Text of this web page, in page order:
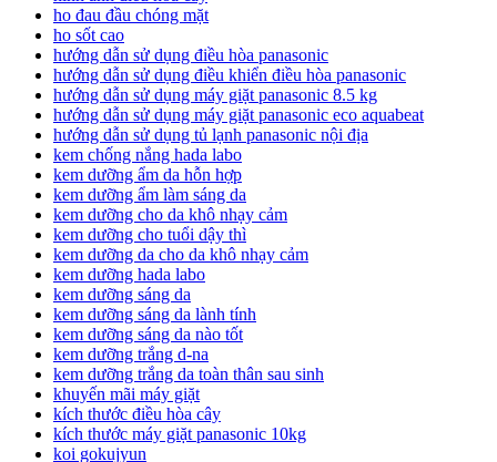
ho đau đầu chóng mặt
ho sốt cao
hướng dẫn sử dụng điều hòa panasonic
hướng dẫn sử dụng điều khiển điều hòa panasonic
hướng dẫn sử dụng máy giặt panasonic 8.5 kg
hướng dẫn sử dụng máy giặt panasonic eco aquabeat
hướng dẫn sử dụng tủ lạnh panasonic nội địa
kem chống nắng hada labo
kem dưỡng ẩm da hỗn hợp
kem dưỡng ẩm làm sáng da
kem dưỡng cho da khô nhạy cảm
kem dưỡng cho tuổi dậy thì
kem dưỡng da cho da khô nhạy cảm
kem dưỡng hada labo
kem dưỡng sáng da
kem dưỡng sáng da lành tính
kem dưỡng sáng da nào tốt
kem dưỡng trắng d-na
kem dưỡng trắng da toàn thân sau sinh
khuyến mãi máy giặt
kích thước điều hòa cây
kích thước máy giặt panasonic 10kg
koi gokujyun